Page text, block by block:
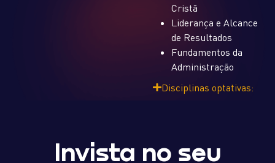
Cristã
Liderança e Alcance
de Resultados
Fundamentos da
Administração
Disciplinas optativas:
Invista no seu